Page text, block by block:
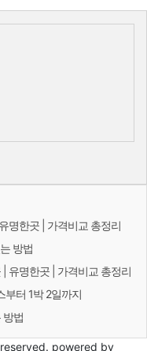
명한곳 | 가격비교 총정리
방법
유명한곳 | 가격비교 총정리
부터 1박 2일까지
방법
powered by